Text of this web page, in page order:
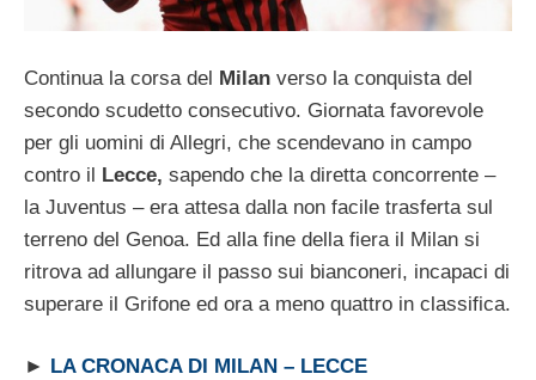
Continua la corsa del Milan verso la conquista del
secondo scudetto consecutivo. Giornata favorevole
per gli uomini di Allegri, che scendevano in campo
contro il Lecce, sapendo che la diretta concorrente –
la Juventus – era attesa dalla non facile trasferta sul
terreno del Genoa. Ed alla fine della fiera il Milan si
ritrova ad allungare il passo sui bianconeri, incapaci di
superare il Grifone ed ora a meno quattro in classifica.
► LA CRONACA DI MILAN – LECCE